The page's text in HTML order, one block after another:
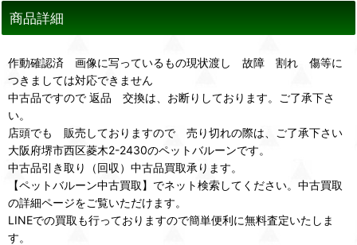
商品詳細
作動確認済 画像に写っているもの現状渡し 故障 割れ 傷等に
つきましては対応できません
中古品ですので 返品 交換は、お断りしております。ご了承下さ
い。
店頭でも 販売しておりますので 売り切れの際は、ご了承下さい
大阪府堺市西区菱木2-2430のペットバルーンです。
中古品引き取り（回収）中古品買取承ります。
【ペットバルーン中古買取】でネット検索してください。中古買取
の詳細ページをご覧いただけます。
LINEでの買取も行っておりますので簡単便利に無料査定いたしま
す。